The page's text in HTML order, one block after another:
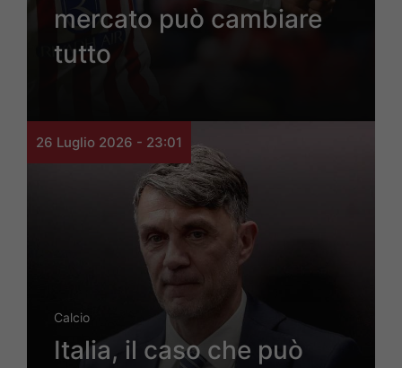
mercato può cambiare
tutto
26 Luglio 2026 - 23:01
Calcio
Italia, il caso che può